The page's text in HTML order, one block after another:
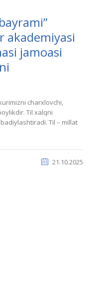
akademiyasi
jamoasi
charxlovchi,
Til xalqni
Til – millat
21.10.2025